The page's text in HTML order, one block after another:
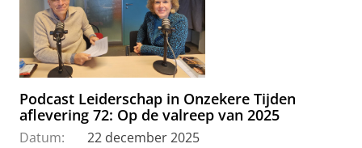
Podcast Leiderschap in Onzekere Tijden
aflevering 72: Op de valreep van 2025
Datum:
22 december 2025